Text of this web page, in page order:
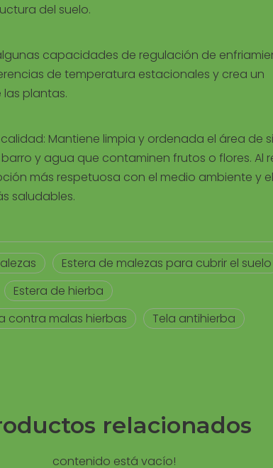
del suelo.
capacidades de regulación de
de temperatura estacionales y crea un
plantas.
Mantiene limpia y ordenada el área de
y agua que contaminen frutos o flores. Al
más respetuosa con el medio ambiente y
saludables.
Estera de malezas para cubrir el suelo
Estera de hierba
contra malas hierbas
Tela antihierba
relacionados
contenido está vacío!